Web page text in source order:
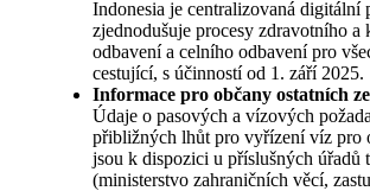
Indonesia je centralizovaná digitální
zjednodušuje procesy zdravotního a
odbavení a celního odbavení pro
cestující, s účinností od 1. září 2025.
Informace pro občany ostatních
Údaje o pasových a vízových
přibližných lhůt pro vyřízení víz pro
jsou k dispozici u příslušných úřadů
(ministerstvo zahraničních věcí,